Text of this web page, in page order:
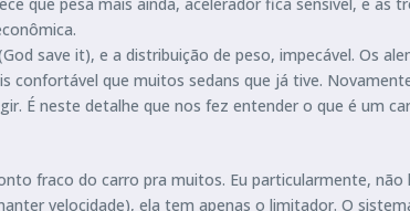
que pesa mais ainda, acelerador fica sensível, e as
save it), e a distribuição de peso, impecável. Os
confortável que muitos sedans que já tive.
É neste detalhe que nos fez entender o que é um
fraco do carro pra muitos. Eu particularmente,
velocidade), ela tem apenas o limitador. O